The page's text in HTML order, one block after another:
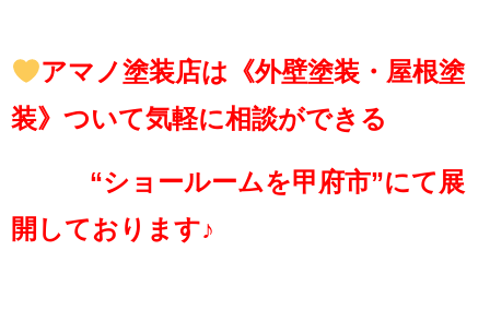
アマノ塗装店は《外壁塗装・屋根塗
装》ついて気軽に相談ができる
“ショールームを甲府市”にて展
開しております♪